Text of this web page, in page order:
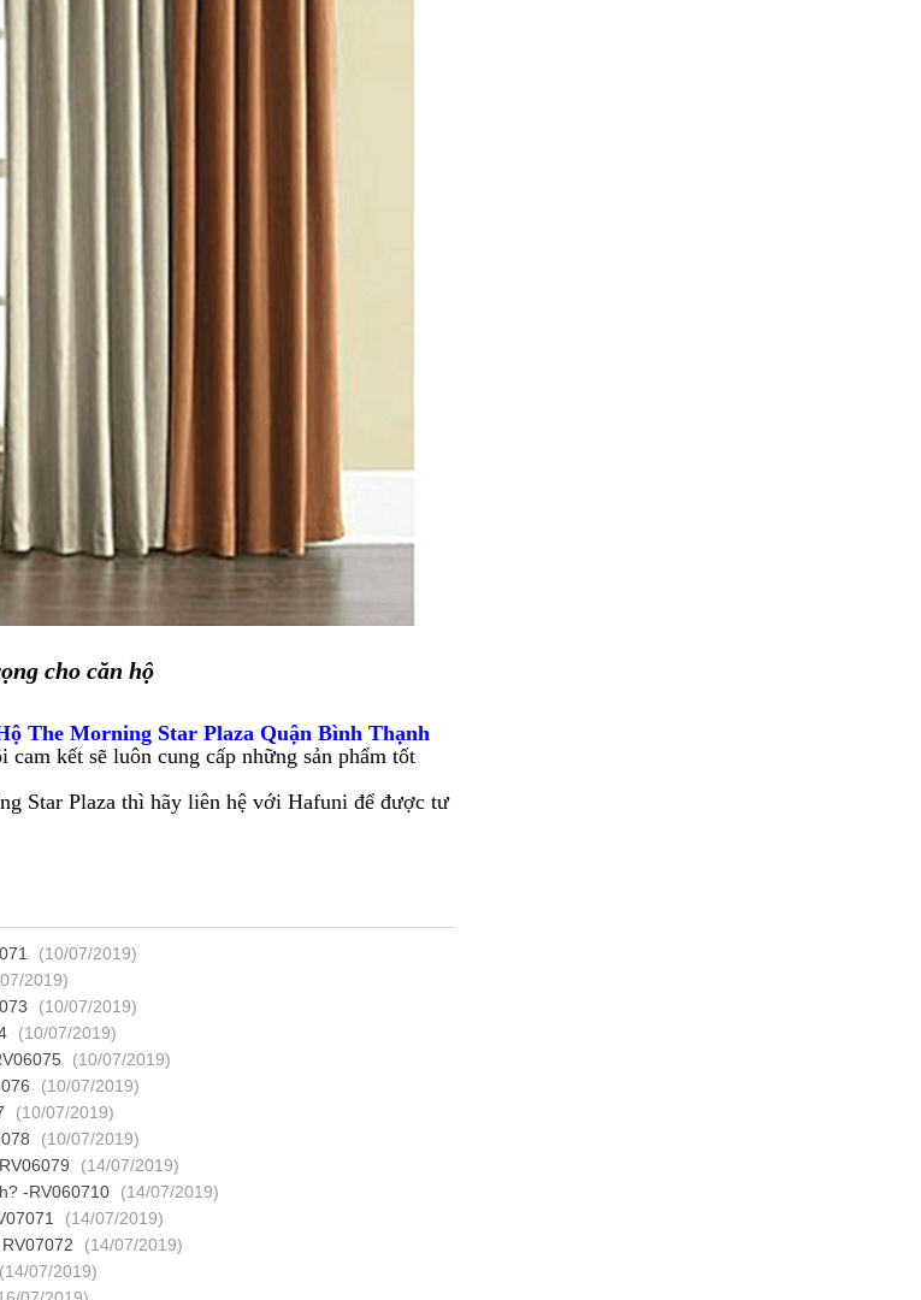
cho căn hộ
The Morning Star Plaza Quận Bình Thạnh
kết sẽ luôn cung cấp những sản phẩm tốt
Star Plaza thì hãy liên hệ với Hafuni để được tư
(10/07/2019)
2019)
(10/07/2019)
(10/07/2019)
(10/07/2019)
(10/07/2019)
(10/07/2019)
(10/07/2019)
(14/07/2019)
-RV060710
(14/07/2019)
(14/07/2019)
(14/07/2019)
(14/07/2019)